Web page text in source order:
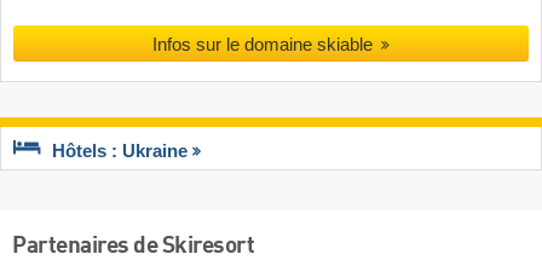
Infos sur le domaine skiable
Hôtels : Ukraine
Partenaires de Skiresort